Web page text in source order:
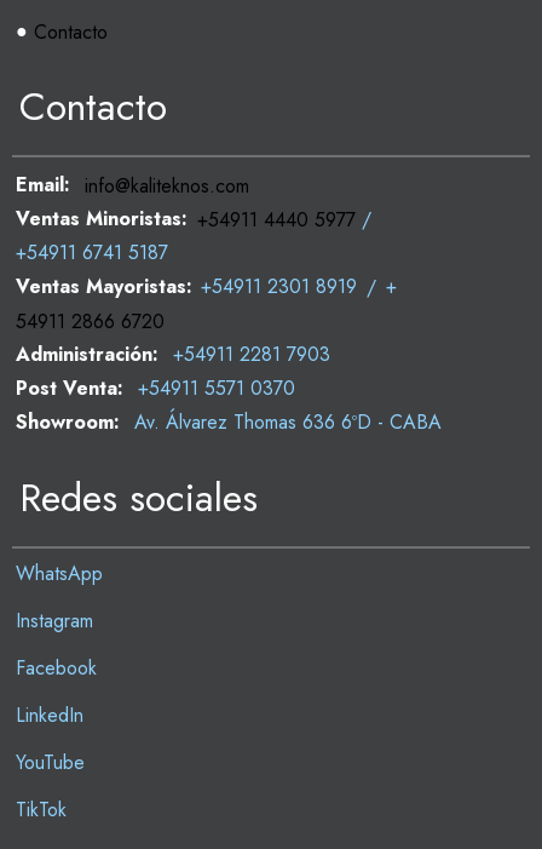
● Contacto
Contacto
Email:
info@kaliteknos.com
Ventas Minoristas: +54911 4440 5977 /
+54911 6741 5187
Ventas Mayoristas: +54911 2301 8919 / +
54911 2866 6720
Administración: +54911 2281 7903
Post Venta: +54911 5571 0370
Showroom: Av. Álvarez Thomas 636 6ºD - CABA
Redes sociales
WhatsApp
Instagram
Facebook
LinkedIn
YouTube
TikTok